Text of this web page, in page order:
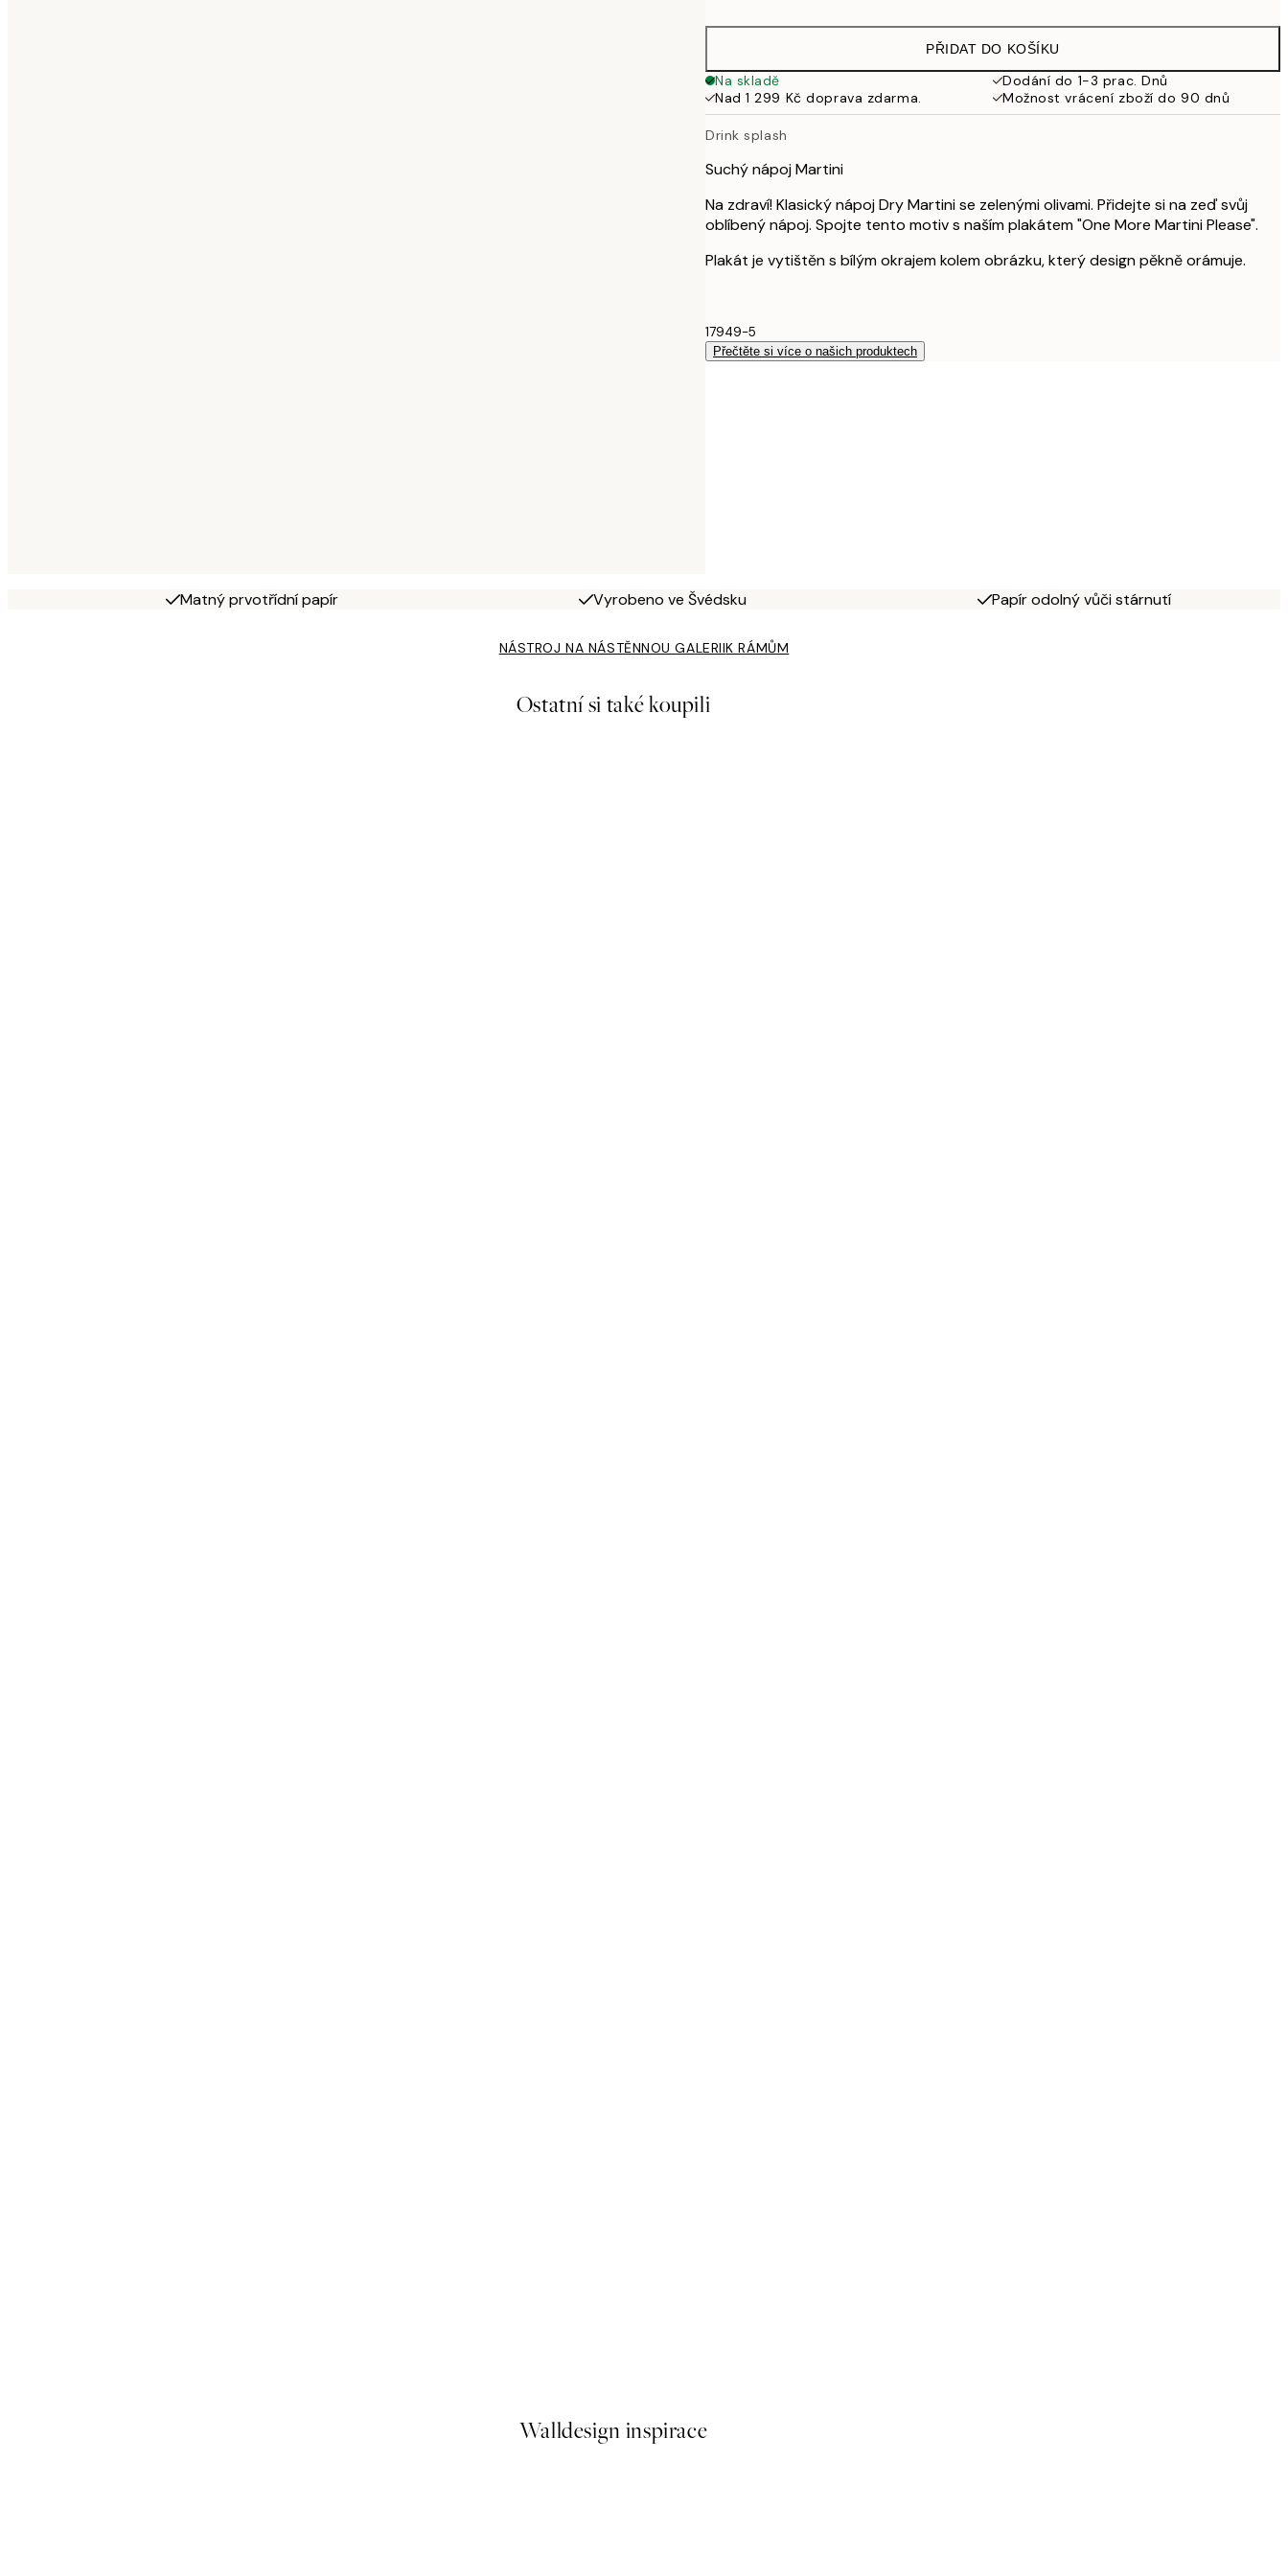
PŘIDAT DO KOŠÍKU
Na skladě
Dodání do 1-3 prac. Dnů
Nad 1 299 Kč doprava zdarma.
Možnost vrácení zboží do 90 dnů
Drink splash
Suchý nápoj Martini
Na zdraví! Klasický nápoj Dry Martini se zelenými olivami. Přidejte si na zeď svůj
oblíbený nápoj. Spojte tento motiv s naším plakátem "One More Martini Please".
Plakát je vytištěn s bílým okrajem kolem obrázku, který design pěkně orámuje.
17949-5
Přečtěte si více o našich produktech
Matný prvotřídní papír Vyrobeno ve Švédsku Papír odolný vůči stárnutí
NÁSTROJ NA NÁSTĚNNOU GALERIIK RÁMŮM
Ostatní si také koupili
Walldesign inspirace